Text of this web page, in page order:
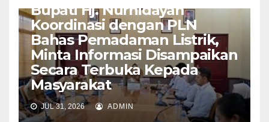
Bupati Hj. Nurhidayah
Koordinasi dengan PLN
Bahas Pemadaman Listrik,
Minta Informasi Disampaikan
Secara Terbuka Kepada
Masyarakat
JUL 31, 2026 ADMIN